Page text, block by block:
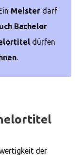
Meister darf
Bachelor
dürfen
.
der